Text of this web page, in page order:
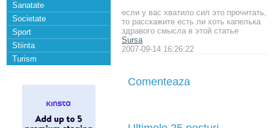
Sanatate
Societate
Sport
Stiinta
Turism
если у вас хватило сил это прочитать,
то расскажите есть ли хоть капелька
здравого смысла в этой статье
Sursa
2007-09-14 16:26:22
Comenteaza